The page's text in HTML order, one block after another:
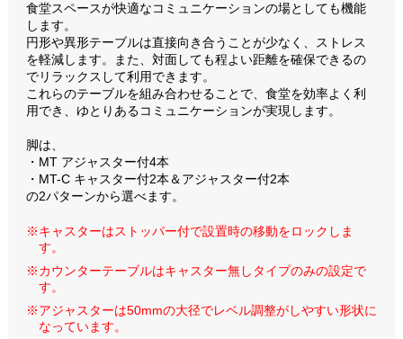
食堂スペースが快適なコミュニケーションの場としても機能
します。
円形や異形テーブルは直接向き合うことが少なく、ストレス
を軽減します。また、対面しても程よい距離を確保できるの
でリラックスして利用できます。
これらのテーブルを組み合わせることで、食堂を効率よく利
用でき、ゆとりあるコミュニケーションが実現します。
脚は、
・MT アジャスター付4本
・MT-C キャスター付2本＆アジャスター付2本
の2パターンから選べます。
※キャスターはストッパー付で設置時の移動をロックしま
す。
※カウンターテーブルはキャスター無しタイプのみの設定で
す。
※アジャスターは50mmの大径でレベル調整がしやすい形状に
なっています。